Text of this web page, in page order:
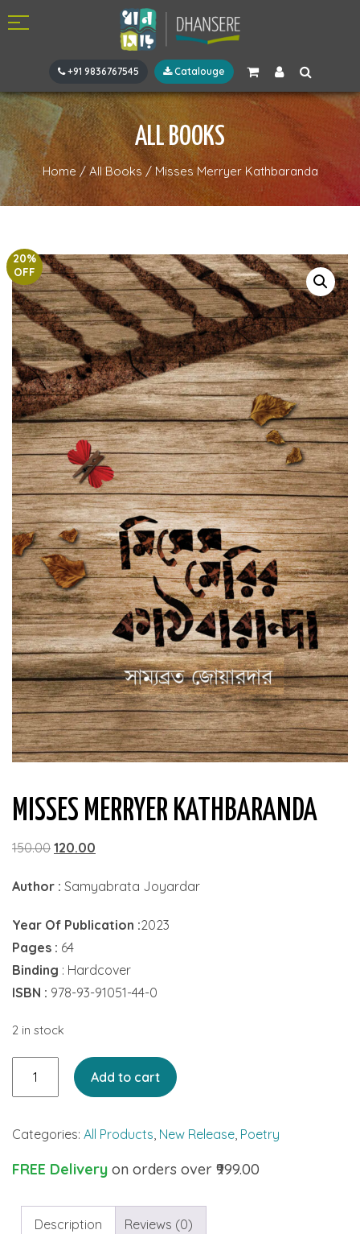
+91 9836767545 Catalouge
ALL BOOKS
Home / All Books/Misses Merryer Kathbaranda
20%
OFF
MISSES MERRYER KATHBARANDA
150.00 Original
was:
120.00
is:
Author : Samyabrata Joyardar
Year Of Publication :2023
Pages : 64
Binding : Hardcover
ISBN : 978-93-91051-44-0
2 in stock
quantity
Add to cart
Categories: All Products, New Release, Poetry
FREE Delivery on orders over ₹999.00
Description Reviews (0)